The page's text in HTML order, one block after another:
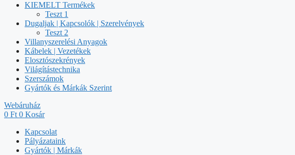
KIEMELT Termékek
Teszt 1
Dugaljak | Kapcsolók | Szerelvények
Teszt 2
Villanyszerelési Anyagok
Kábelek | Vezetékek
Elosztószekrények
Világítástechnika
Szerszámok
Gyártók és Márkák Szerint
Webáruház
0 Ft 0 Kosár
Kapcsolat
Pályázataink
Gyártók | Márkák